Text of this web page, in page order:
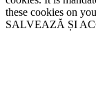
these cookies on
SALVEAZĂ ȘI